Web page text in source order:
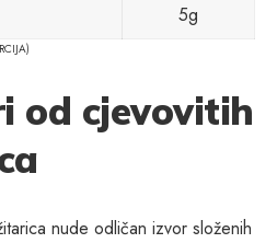
5g
od cjevovitih
nude odličan izvor složenih